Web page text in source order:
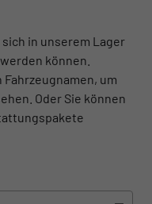
in unserem Lager
können.
um
Oder Sie können